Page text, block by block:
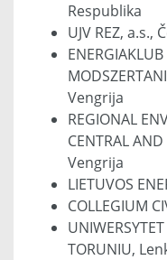
Respublika
UJV REZ, a.s.,
Vengrija
REGIONAL
CENTRAL AND
Vengrija
LIETUVOS
COLLEGIUM
TORUNIU,